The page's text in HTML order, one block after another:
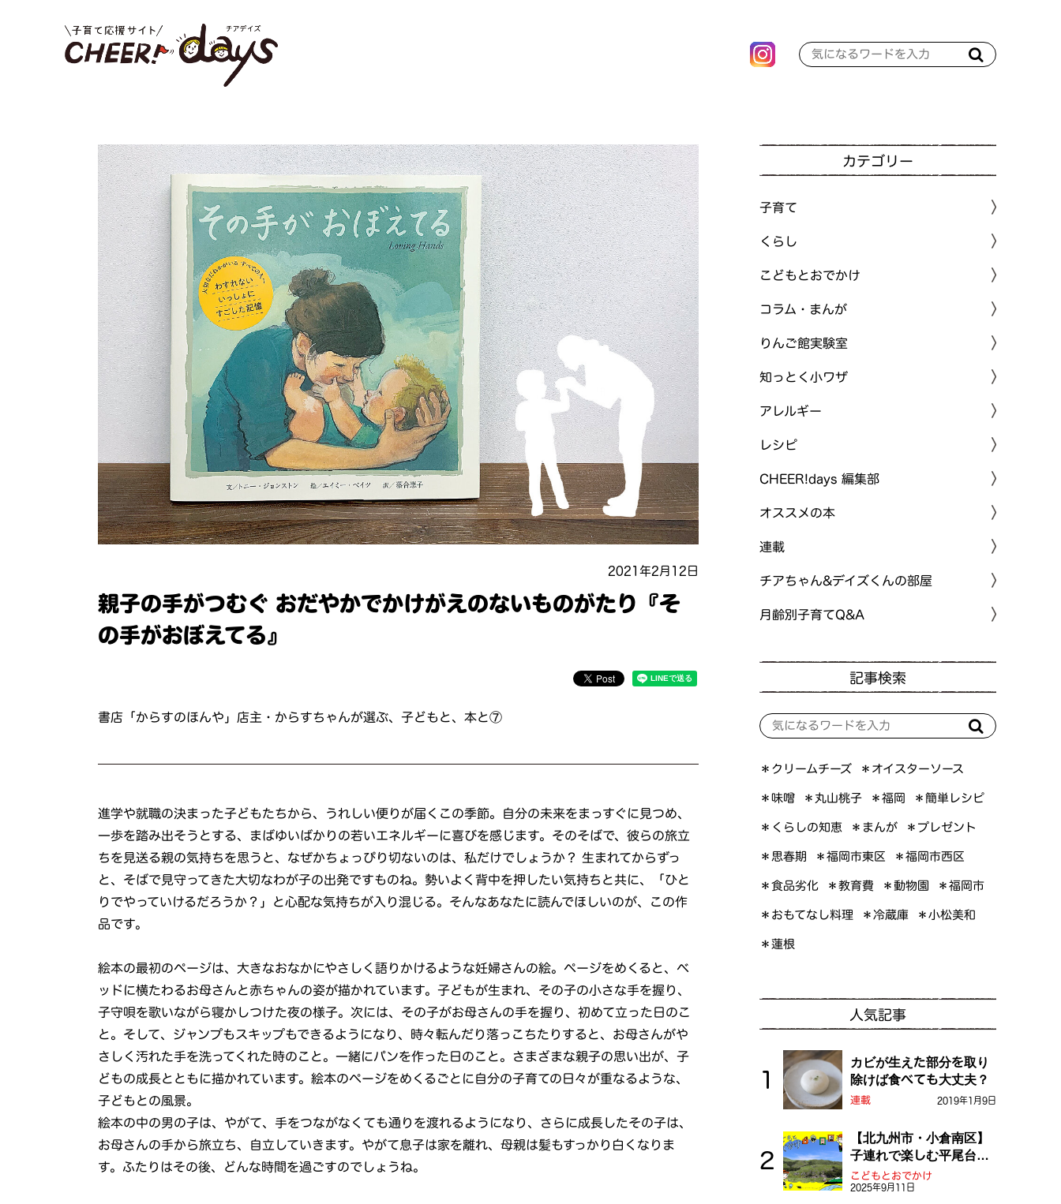
2021年2月12日
親子の手がつむぐ おだやかでかけがえのないものがたり『そ
の手がおぼえてる』
書店「からすのほんや」店主・からすちゃんが選ぶ、子どもと、本と⑦
進学や就職の決まった子どもたちから、うれしい便りが届くこの季節。自分の未来をまっすぐに見つめ、
一歩を踏み出そうとする、まばゆいばかりの若いエネルギーに喜びを感じます。そのそばで、彼らの旅立
ちを見送る親の気持ちを思うと、なぜかちょっぴり切ないのは、私だけでしょうか？ 生まれてからずっ
と、そばで見守ってきた大切なわが子の出発ですものね。勢いよく背中を押したい気持ちと共に、「ひと
りでやっていけるだろうか？」と心配な気持ちが入り混じる。そんなあなたに読んでほしいのが、この作
品です。
絵本の最初のページは、大きなおなかにやさしく語りかけるような妊婦さんの絵。ページをめくると、ベ
ッドに横たわるお母さんと赤ちゃんの姿が描かれています。子どもが生まれ、その子の小さな手を握り、
子守唄を歌いながら寝かしつけた夜の様子。次には、その子がお母さんの手を握り、初めて立った日のこ
と。そして、ジャンプもスキップもできるようになり、時々転んだり落っこちたりすると、お母さんがや
さしく汚れた手を洗ってくれた時のこと。一緒にパンを作った日のこと。さまざまな親子の思い出が、子
どもの成長とともに描かれています。絵本のページをめくるごとに自分の子育ての日々が重なるような、
子どもとの風景。
絵本の中の男の子は、やがて、手をつながなくても通りを渡れるようになり、さらに成長したその子は、
お母さんの手から旅立ち、自立していきます。やがて息子は家を離れ、母親は髪もすっかり白くなりま
す。ふたりはその後、どんな時間を過ごすのでしょうね。
カテゴリー
子育て
くらし
こどもとおでかけ
コラム・まんが
りんご館実験室
知っとく小ワザ
アレルギー
レシピ
CHEER!days 編集部
オススメの本
連載
チアちゃん&デイズくんの部屋
月齢別子育てQ&A
記事検索
＊クリームチーズ ＊オイスターソース
＊味噌 ＊丸山桃子 ＊福岡 ＊簡単レシピ
＊くらしの知恵 ＊まんが ＊プレゼント
＊思春期 ＊福岡市東区 ＊福岡市西区
＊食品劣化 ＊教育費 ＊動物園 ＊福岡市
＊おもてなし料理 ＊冷蔵庫 ＊小松美和
＊蓮根
人気記事
カビが生えた部分を取り
除けば食べても大丈夫？
連載 2019年1月9日
【北九州市・小倉南区】
子連れで楽しむ平尾台！
ふしぎな草原や千仏鍾乳
洞を探検しよう！
こどもとおでかけ
2025年9月11日